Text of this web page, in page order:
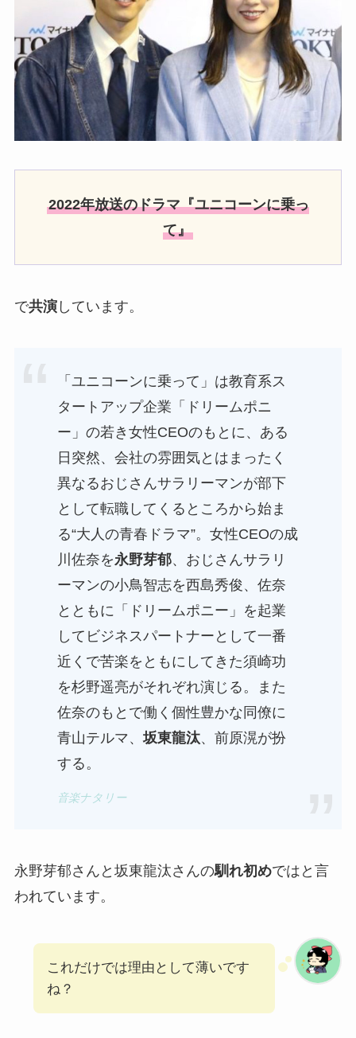
2022年放送のドラマ『ユニコーンに乗っ
て』
で共演しています。
「ユニコーンに乗って」は教育系ス
タートアップ企業「ドリームポニ
ー」の若き女性CEOのもとに、ある
日突然、会社の雰囲気とはまったく
異なるおじさんサラリーマンが部下
として転職してくるところから始ま
る“大人の青春ドラマ”。女性CEOの成
川佐奈を永野芽郁、おじさんサラリ
ーマンの小鳥智志を西島秀俊、佐奈
とともに「ドリームポニー」を起業
してビジネスパートナーとして一番
近くで苦楽をともにしてきた須崎功
を杉野遥亮がそれぞれ演じる。また
佐奈のもとで働く個性豊かな同僚に
青山テルマ、坂東龍汰、前原滉が扮
する。
音楽ナタリー
永野芽郁さんと坂東龍汰さんの馴れ初めではと言
われています。
これだけでは理由として薄いです
ね？